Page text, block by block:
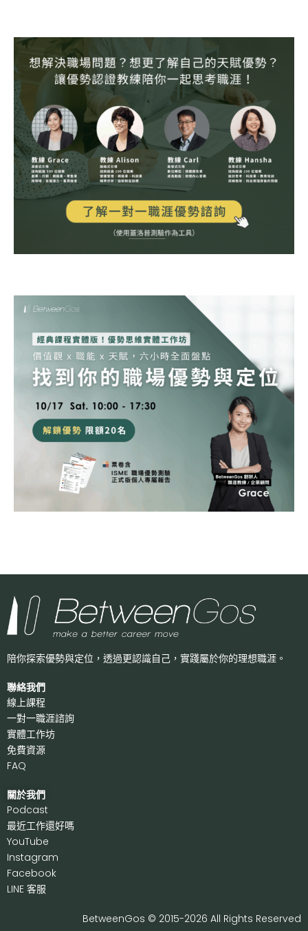
陪你探索優勢與定位，透過更認識自己， 實踐屬於你的理想職涯。
聯絡我們
線上課程
一對一職涯諮詢
實體工作坊
免費資源
FAQ
關於我們
Podcast
最近工作還好嗎
YouTube
Instagram
Facebook
LINE 客服
BetweenGos © 2015-2026 All Rights Reserved